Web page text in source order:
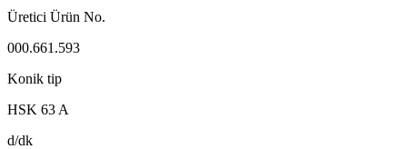
Üretici Ürün No.
000.661.593
Konik tip
HSK 63 A
d/dk